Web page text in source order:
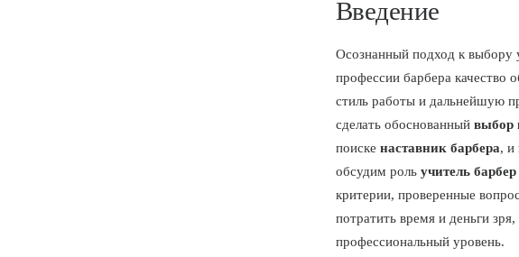
Введение
Осознанный подход к выбору
профессии барбера качество
стиль работы и дальнейшую
сделать обоснованный выбор
поиске наставник барбера, и
обсудим роль учитель
критерии, проверенные
потратить время и деньги
профессиональный уровень.